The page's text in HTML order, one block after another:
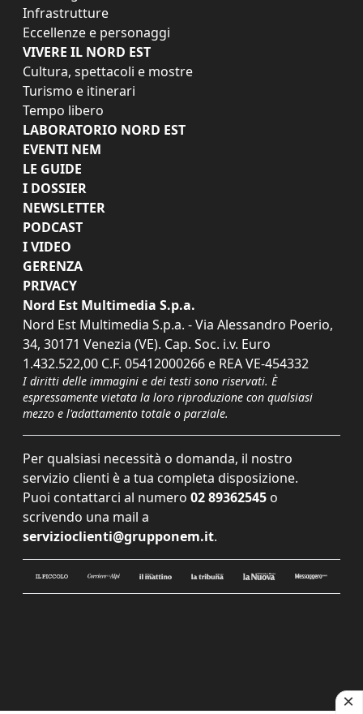
Infrastrutture
Eccellenze e personaggi
VIVERE IL NORD EST
Cultura, spettacoli e mostre
Turismo e itinerari
Tempo libero
LABORATORIO NORD EST
EVENTI NEM
LE GUIDE
I DOSSIER
NEWSLETTER
PODCAST
I VIDEO
GERENZA
PRIVACY
Nord Est Multimedia S.p.a.
Nord Est Multimedia S.p.a. - Via Alessandro Poerio,
34, 30171 Venezia (VE). Cap. Soc. i.v. Euro
1.432.522,00 C.F. 05412000266 e REA VE-454332
I diritti delle immagini e dei testi sono riservati. È
espressamente vietata la loro riproduzione con qualsiasi
mezzo e l'adattamento totale o parziale.
Per qualsiasi necessità o domanda, il nostro
servizio clienti è a tua completa disposizione.
Puoi contattarci al numero 02 89362545 o
scrivendo una mail a
servizioclienti@grupponem.it.